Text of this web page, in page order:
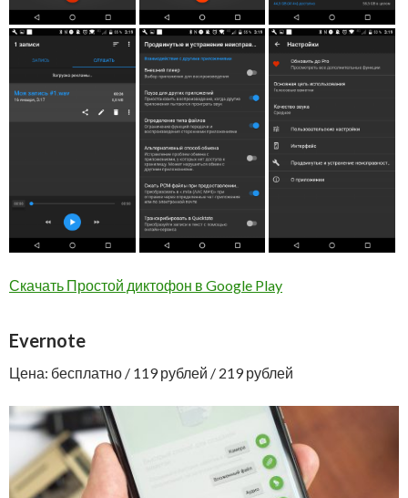
Скачать Простой диктофон в Google Play
Evernote
Цена: бесплатно / 119 рублей / 219 рублей